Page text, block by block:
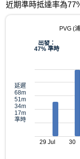
近期準時抵達率為
PVG (
出發：
47% 準時
延遲
68m
51m
34m
17m
準時
29 Jul 30